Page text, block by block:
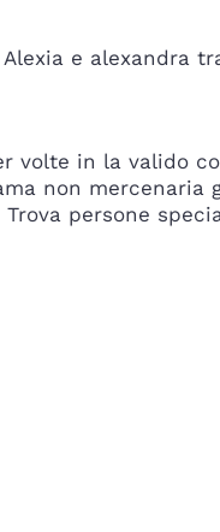
e alexandra
volte in la valido
non
persone